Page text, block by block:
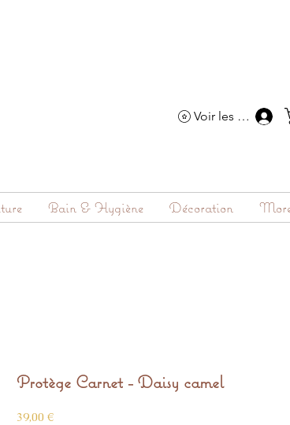
Voir les points
Bain & Hygiène Décoration
Protège Carnet - Daisy camel
39,00 €Prix